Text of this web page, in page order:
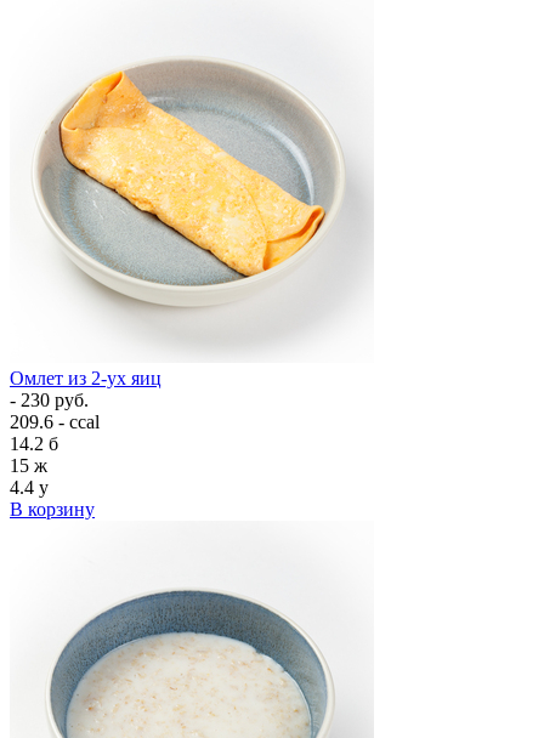
Омлет из 2-ух яиц
- 230 руб.
209.6 - ccal
14.2 б
15 ж
4.4 у
В корзину